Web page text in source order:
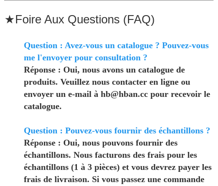
★Foire Aux Questions (FAQ)
Question : Avez-vous un catalogue ? Pouvez-vous
me l'envoyer pour consultation ?
Réponse : Oui, nous avons un catalogue de
produits. Veuillez nous contacter en ligne ou
envoyer un e-mail à hb@hban.cc pour recevoir le
catalogue.
Question : Pouvez-vous fournir des échantillons ?
Réponse : Oui, nous pouvons fournir des
échantillons. Nous facturons des frais pour les
échantillons (1 à 3 pièces) et vous devrez payer les
frais de livraison. Si vous passez une commande